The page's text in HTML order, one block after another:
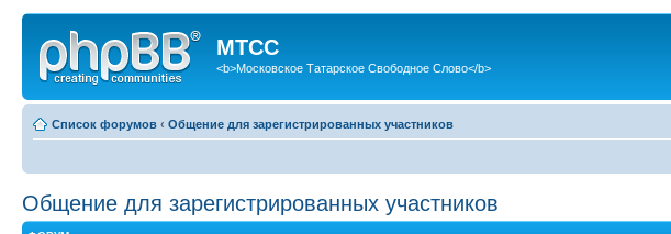
МТСС
<b>Московское Татарское Свободное Слово</b>
Список форумов ‹ Общение для зарегистрированных участников
Общение для зарегистрированных участников